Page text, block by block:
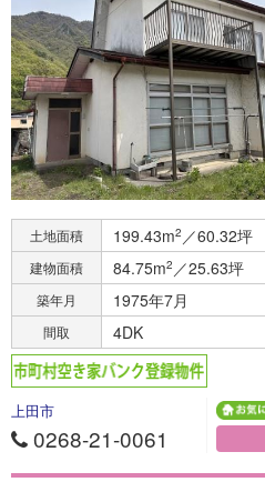
土地面積 199.43m2 ／60.32坪
建物面積 84.75m2 ／25.63坪
築年月 1975年7月
間取 4DK
上田市
0268-21-0061